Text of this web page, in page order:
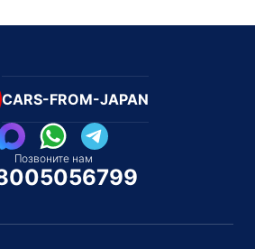
CARS-FROM-JAPAN
Позвоните нам